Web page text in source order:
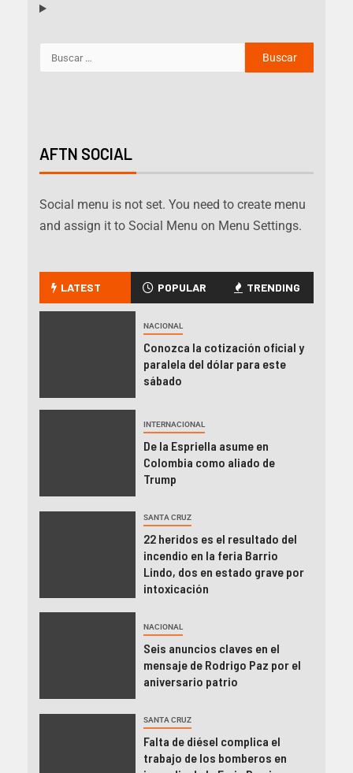
AFTN SOCIAL
Social menu is not set. You need to create menu
and assign it to Social Menu on Menu Settings.
LATEST POPULAR TRENDING
NACIONAL
Conozca la cotización oficial y
paralela del dólar para este
sábado
INTERNACIONAL
De la Espriella asume en
Colombia como aliado de
Trump
SANTA CRUZ
22 heridos es el resultado del
incendio en la feria Barrio
Lindo, dos en estado grave por
intoxicación
NACIONAL
Seis anuncios claves en el
mensaje de Rodrigo Paz por el
aniversario patrio
SANTA CRUZ
Falta de diésel complica el
trabajo de los bomberos en